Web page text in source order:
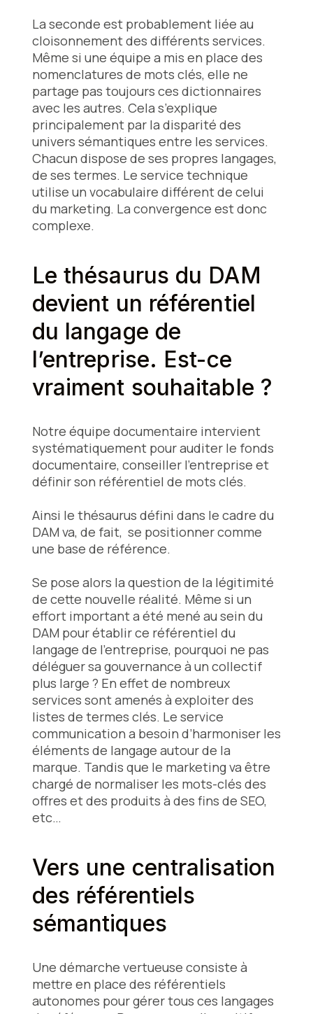
La seconde est probablement liée au
cloisonnement des différents services.
Même si une équipe a mis en place des
nomenclatures de mots clés, elle ne
partage pas toujours ces dictionnaires
avec les autres. Cela s’explique
principalement par la disparité des
univers sémantiques entre les services.
Chacun dispose de ses propres langages,
de ses termes. Le service technique
utilise un vocabulaire différent de celui
du marketing. La convergence est donc
complexe.
Le thésaurus du DAM
devient un référentiel
du langage de
l’entreprise. Est-ce
vraiment souhaitable ?
Notre équipe documentaire intervient
systématiquement pour auditer le fonds
documentaire, conseiller l’entreprise et
définir son référentiel de mots clés.
Ainsi le thésaurus défini dans le cadre du
DAM va, de fait, se positionner comme
une base de référence.
Se pose alors la question de la légitimité
de cette nouvelle réalité. Même si un
effort important a été mené au sein du
DAM pour établir ce référentiel du
langage de l’entreprise, pourquoi ne pas
déléguer sa gouvernance à un collectif
plus large ? En effet de nombreux
services sont amenés à exploiter des
listes de termes clés. Le service
communication a besoin d’harmoniser les
éléments de langage autour de la
marque. Tandis que le marketing va être
chargé de normaliser les mots-clés des
offres et des produits à des fins de SEO,
etc…
Vers une centralisation
des référentiels
sémantiques
Une démarche vertueuse consiste à
mettre en place des référentiels
autonomes pour gérer tous ces langages